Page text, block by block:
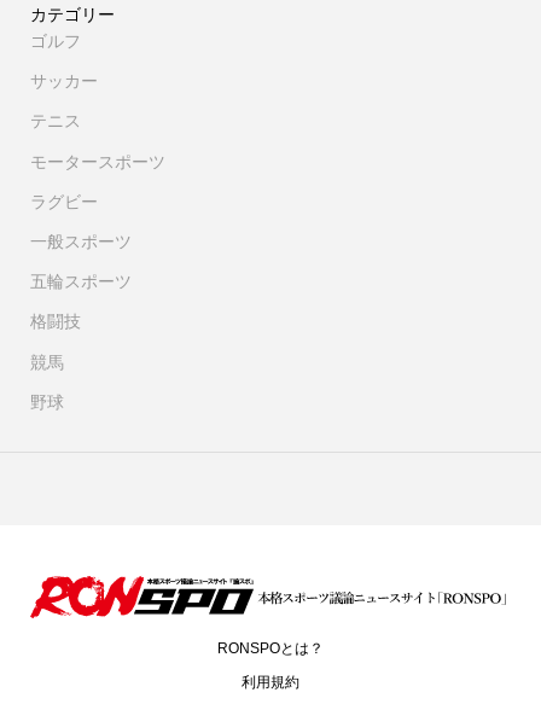
カテゴリー
ゴルフ
サッカー
テニス
モータースポーツ
ラグビー
一般スポーツ
五輪スポーツ
格闘技
競馬
野球
RONSPOとは？
利用規約